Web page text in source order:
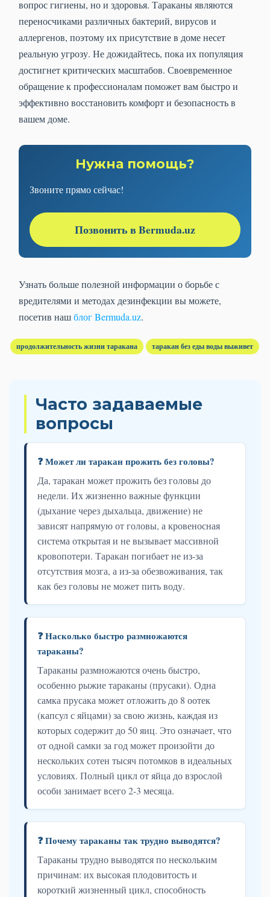
вопрос гигиены, но и здоровья. Тараканы являются
переносчиками различных бактерий, вирусов и
аллергенов, поэтому их присутствие в доме несет
реальную угрозу. Не дожидайтесь, пока их популяция
достигнет критических масштабов. Своевременное
обращение к профессионалам поможет вам быстро и
эффективно восстановить комфорт и безопасность в
вашем доме.
Нужна помощь?
Звоните прямо сейчас!
Позвонить в Bermuda.uz
Узнать больше полезной информации о борьбе с
вредителями и методах дезинфекции вы можете,
посетив нашблог Bermuda.uz.
продолжительность жизни таракана таракан без еды воды выживет
Часто задаваемые
вопросы
❓ Может ли таракан прожить без головы?
Да, таракан может прожить без головы до
недели. Их жизненно важные функции
(дыхание через дыхальца, движение) не
зависят напрямую от головы, а кровеносная
система открытая и не вызывает массивной
кровопотери. Таракан погибает не из-за
отсутствия мозга, а из-за обезвоживания, так
как без головы не может пить воду.
❓ Насколько быстро размножаются
тараканы?
Тараканы размножаются очень быстро,
особенно рыжие тараканы (прусаки). Одна
самка прусака может отложить до 8 оотек
(капсул с яйцами) за свою жизнь, каждая из
которых содержит до 50 яиц. Это означает, что
от одной самки за год может произойти до
нескольких сотен тысяч потомков в идеальных
условиях. Полный цикл от яйца до взрослой
особи занимает всего 2-3 месяца.
❓ Почему тараканы так трудно выводятся?
Тараканы трудно выводятся по нескольким
причинам: их высокая плодовитость и
короткий жизненный цикл, способность